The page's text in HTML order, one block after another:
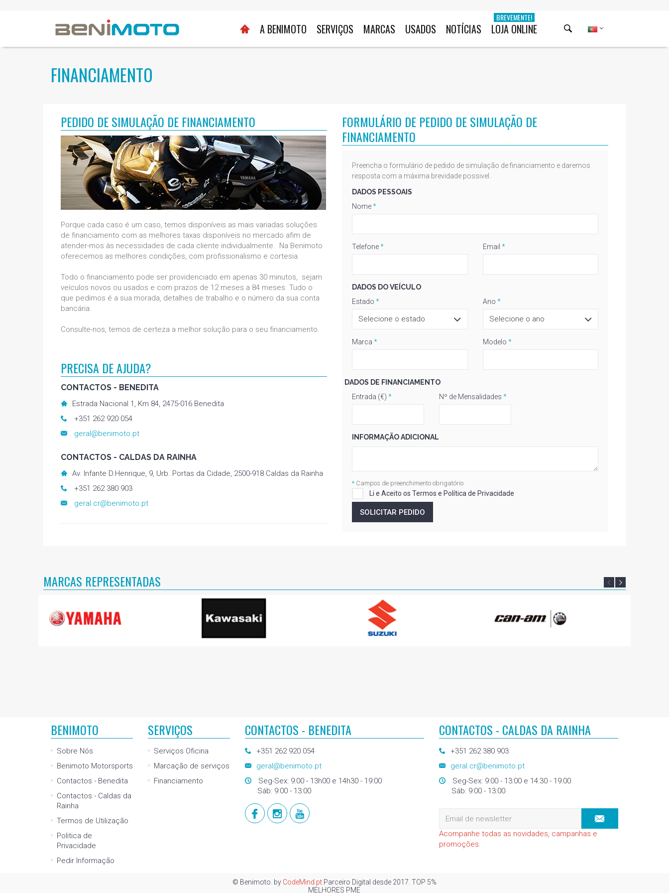
A BENIMOTO SERVIÇOS MARCAS USADOS NOTÍCIAS LOJA ONLINE
BREVEMENTE!
FINANCIAMENTO
PEDIDO DE SIMULAÇÃO DE FINANCIAMENTO
Porque cada caso é um caso, temos disponíveis as mais variadas soluções
de financiamento com as melhores taxas disponíveis no mercado afim de
atender-mos às necessidades de cada cliente individualmente. Na Benimoto
oferecemos as melhores condições, com profissionalismo e cortesia.
Todo o financiamento pode ser providenciado em apenas 30 minutos, sejam
veículos novos ou usados e com prazos de 12 meses a 84 meses. Tudo o
que pedimos é a sua morada, detalhes de trabalho e o número da sua conta
bancária.
Consulte-nos, temos de certeza a melhor solução para o seu financiamento.
PRECISA DE AJUDA?
CONTACTOS - BENEDITA
Estrada Nacional 1, Km 84, 2475-016 Benedita
+351 262 920 054
geral@benimoto.pt
CONTACTOS - CALDAS DA RAINHA
Av. Infante D.Henrique, 9, Urb. Portas da Cidade, 2500-918 Caldas da Rainha
+351 262 380 903
geral.cr@benimoto.pt
FORMULÁRIO DE PEDIDO DE SIMULAÇÃO DE
FINANCIAMENTO
Preencha o formulário de pedido de simulação de financiamento e daremos
resposta com a máxima brevidade possivel.
DADOS PESSOAIS
Nome*
Telefone* Email *
DADOS DO VEÍCULO
Estado * Ano *
Marca * Modelo *
DADOS DE FINANCIAMENTO
Entrada (€) * Nº de Mensalidades *
INFORMAÇÃO ADICIONAL
* Campos de preenchimento obrigatório
Li e Aceito os Termos e Política de Privacidade
SOLICITAR PEDIDO
MARCAS REPRESENTADAS
BENIMOTO
Sobre Nós
Benimoto Motorsports
Contactos - Benedita
Contactos - Caldas da
Rainha
Termos de Utilização
Politica de
Privacidade
Pedir Informação
SERVIÇOS
Serviços Oficina
Marcação de serviços
Financiamento
CONTACTOS - BENEDITA
+351 262 920 054
geral@benimoto.pt
Seg-Sex: 9:00 - 13h00 e 14h30 - 19:00
Sáb: 9:00 - 13:00
CONTACTOS - CALDAS DA RAINHA
+351 262 380 903
geral.cr@benimoto.pt
Seg-Sex: 9:00 - 13:00 e 14:30 - 19:00
Sáb: 9:00 - 13:00
Acompanhe todas as novidades, campanhas e
promoções.
© Benimoto. by CodeMind.ptParceiro Digital desde 2017. TOP 5%
MELHORES PME